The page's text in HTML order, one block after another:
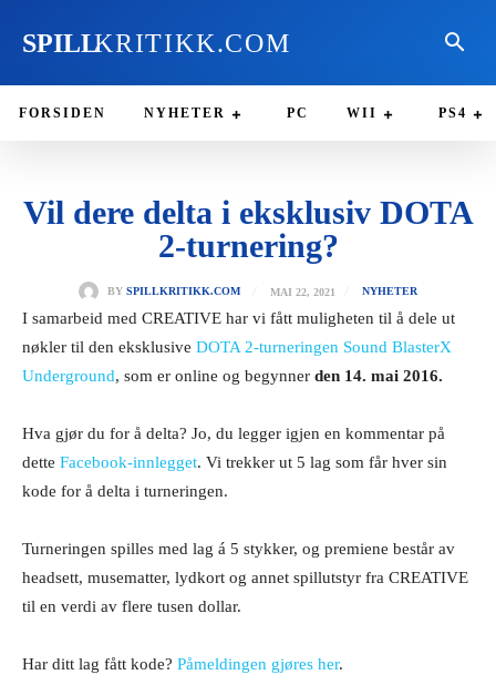
SPILLKRITIKK.COM
FORSIDEN NYHETER PC WII PS4
Vil dere delta i eksklusiv DOTA
2-turnering?
BY SPILLKRITIKK.COM MAI 22, 2021 NYHETER
I samarbeid med CREATIVE har vi fått muligheten til å dele ut
nøkler til den eksklusive DOTA 2-turneringen Sound BlasterX
Underground, som er online og begynner den 14. mai 2016.
Hva gjør du for å delta? Jo, du legger igjen en kommentar på
dette Facebook-innlegget. Vi trekker ut 5 lag som får hver sin
kode for å delta i turneringen.
Turneringen spilles med lag á 5 stykker, og premiene består av
headsett, musematter, lydkort og annet spillutstyr fra CREATIVE
til en verdi av flere tusen dollar.
Har ditt lag fått kode? Påmeldingen gjøres her.